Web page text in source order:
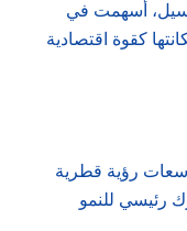
أسهمت في
كقوة اقتصادية
رؤية قطرية
رئيسي للنمو